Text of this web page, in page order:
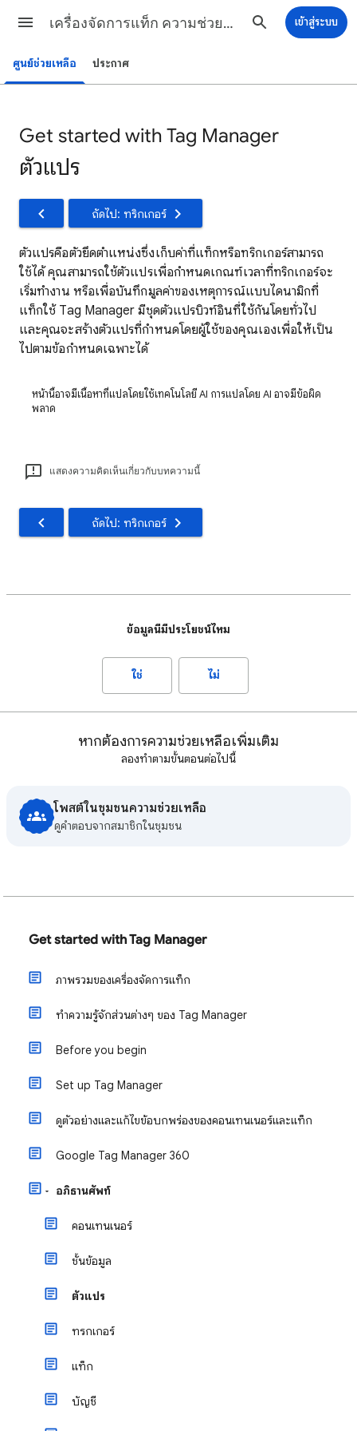
เครื่องจัดการแท็ก ความช่วยเหลือ เข้าสู่ระบบ
ศูนย์ช่วยเหลือ ประกาศ
Get started with Tag Manager
ตัวแปร
ถัดไป: ทริกเกอร์
ตัวแปรคือตัวยึดตําแหน่งซึ่งเก็บค่าที่แท็กหรือทริกเกอร์สามารถ
ใช้ได้ คุณสามารถใช้ตัวแปรเพื่อกําหนดเกณฑ์เวลาที่ทริกเกอร์จะ
เริ่มทํางาน หรือเพื่อบันทึกมูลค่าของเหตุการณ์แบบไดนามิกที่
แท็กใช้ Tag Manager มีชุดตัวแปรบิวท์อินที่ใช้กันโดยทั่วไป
และคุณจะสร้างตัวแปรที่กําหนดโดยผู้ใช้ของคุณเองเพื่อให้เป็น
ไปตามข้อกําหนดเฉพาะได้
หน้านี้อาจมีเนื้อหาที่แปลโดยใช้เทคโนโลยี AI การแปลโดย AI อาจมีข้อผิด
พลาด
แสดงความคิดเห็นเกี่ยวกับบทความนี้
ถัดไป: ทริกเกอร์
ข้อมูลนี้มีประโยชน์ไหม
ใช่ ไม่
หากต้องการความช่วยเหลือเพิ่มเติม
ลองทำตามขั้นตอนต่อไปนี้
โพสต์ในชุมชนความช่วยเหลือ
ดูคําตอบจากสมาชิกในชุมชน
Get started with Tag Manager
ภาพรวมของเครื่องจัดการแท็ก
ทำความรู้จักส่วนต่างๆ ของ Tag Manager
Before you begin
Set up Tag Manager
ดูตัวอย่างและแก้ไขข้อบกพร่องของคอนเทนเนอร์และแท็ก
Google Tag Manager 360
อภิธานศัพท์
คอนเทนเนอร์
ชั้นข้อมูล
ตัวแปร
ทริกเกอร์
แท็ก
บัญชี